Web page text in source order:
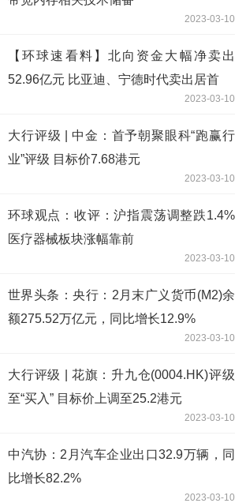
2023-03-10
【环球速看料】北向资金大幅净卖出
52.96亿元 比亚迪、宁德时代卖出居首
2023-03-10
大行评级 | 中金：首予朝聚眼科“跑赢行
业”评级 目标价7.68港元
2023-03-10
环球观点：收评：沪指震荡调整跌1.4%
医疗器械板块涨幅靠前
2023-03-10
世界头条：央行：2月末广义货币(M2)余
额275.52万亿元，同比增长12.9%
2023-03-10
大行评级 | 花旗：升九仓(0004.HK)评级
至“买入” 目标价上调至25.2港元
2023-03-10
中汽协：2月汽车企业出口32.9万辆，同
比增长82.2%
2023-03-10